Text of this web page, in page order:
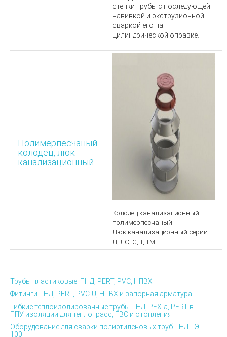
стенки трубы с последующей
навивкой и экструзионной
сваркой его на
цилиндрической оправке.
Полимерпесчаный
колодец, люк
канализационный
Колодец канализационный
полимерпесчаный
Люк канализационный серии
Л, ЛО, С, Т, ТМ
Трубы пластиковые: ПНД, PERT, PVC, НПВХ
Фитинги ПНД, PERT, PVC-U, НПВХ и запорная арматура
Гибкие теплоизолированные трубы ПНД, PEX-а, PERT в
ППУ изоляции для теплотрасс, ГВС и отопления
Оборудование для сварки полиэтиленовых труб ПНД ПЭ
100